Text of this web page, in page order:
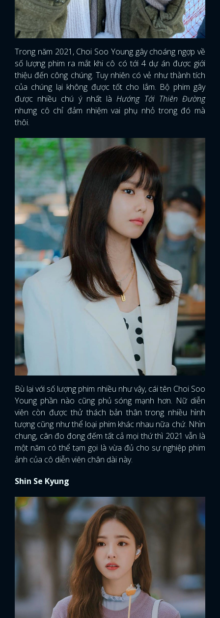
Trong năm 2021, Choi Soo Young gây choáng ngợp về
số lượng phim ra mắt khi cô có tới 4 dự án được giới
thiệu đến công chúng. Tuy nhiên có vẻ như thành tích
của chúng lại không được tốt cho lắm. Bộ phim gây
được nhiều chú ý nhất làHướng Tới Thiên Đường
nhưng cô chỉ đảm nhiệm vai phụ nhỏ trong đó mà
thôi.
Bù lại với số lượng phim nhiều như vậy, cái tên Choi Soo
Young phần nào cũng phủ sóng mạnh hơn. Nữ diễn
viên còn được thử thách bản thân trong nhiều hình
tượng cũng như thể loại phim khác nhau nữa chứ. Nhìn
chung, cân đo đong đếm tất cả mọi thứ thì 2021 vẫn là
một năm có thể tạm gọi là vừa đủ cho sự nghiệp phim
ảnh của cô diễn viên chân dài này.
Shin Se Kyung